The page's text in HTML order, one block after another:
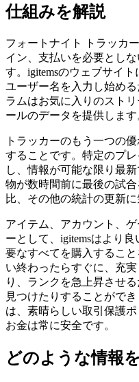
仕組みを解説
フォートナイト トラッカ
イン、支払いを必要とし
す。igitemsのウェブサイ
ユーザー名を入力し始め
ラムはお気に入りのスト
ールのデータを提供します
トラッカーのもう一つの
することです。特定のプ
し、情報が可能な限り最
物が数時間前に最後の試
比、その他の統計の更新に
アイテム、アカウント、
ーとして、igitemsはより
要なすべてを購入するこ
い終わったらすぐに、充
り、ランクを急上昇させ
見つけたりすることがで
は、素晴らしい取引保護
お金は常に安全です。
どのような情報